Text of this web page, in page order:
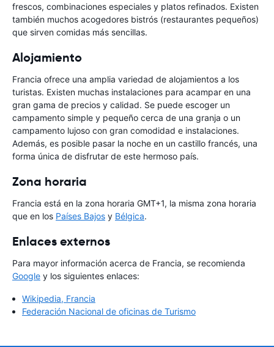
frescos, combinaciones especiales y platos refinados. Existen
también muchos acogedores bistrós (restaurantes pequeños)
que sirven comidas más sencillas.
Alojamiento
Francia ofrece una amplia variedad de alojamientos a los
turistas. Existen muchas instalaciones para acampar en una
gran gama de precios y calidad. Se puede escoger un
campamento simple y pequeño cerca de una granja o un
campamento lujoso con gran comodidad e instalaciones.
Además, es posible pasar la noche en un castillo francés, una
forma única de disfrutar de este hermoso país.
Zona horaria
Francia está en la zona horaria GMT+1, la misma zona horaria
que en los Países Bajos y Bélgica.
Enlaces externos
Para mayor información acerca de Francia, se recomienda
Google y los siguientes enlaces:
Wikipedia, Francia
Federación Nacional de oficinas de Turismo